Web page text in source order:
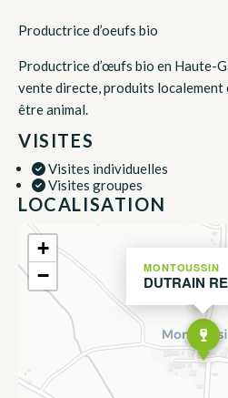
Productrice d’oeufs bio
Productrice d’œufs bio en Haute-
vente directe, produits localement
être animal.
VISITES
Visites individuelles
Visites groupes
LOCALISATION
MONTOUSSIN
DUTRAIN
+
−